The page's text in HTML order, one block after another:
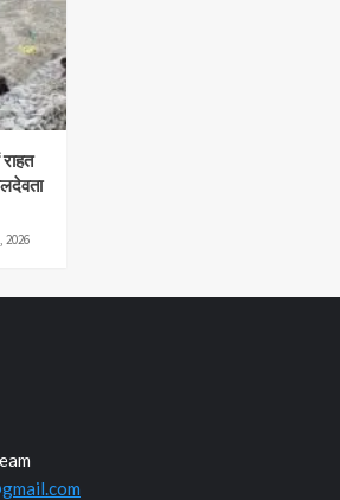
2026